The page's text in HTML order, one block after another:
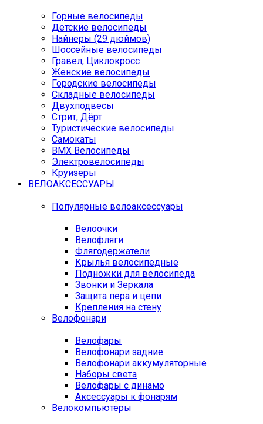
Горные велосипеды
Детские велосипеды
Найнеры (29 дюймов)
Шоссейные велосипеды
Гравел, Циклокросс
Женские велосипеды
Городcкие велосипеды
Складные велосипеды
Двухподвесы
Стрит, Дёрт
Туристические велосипеды
Самокаты
BMX Велосипеды
Электровелосипеды
Круизеры
ВЕЛОАКСЕССУАРЫ
Популярные велоаксессуары
Велоочки
Велофляги
Флягодержатели
Крылья велосипедные
Подножки для велосипеда
Звонки и Зеркала
Защита пера и цепи
Крепления на стену
Велофонари
Велофары
Велофонари задние
Велофонари аккумуляторные
Наборы света
Велофары с динамо
Аксессуары к фонарям
Велокомпьютеры